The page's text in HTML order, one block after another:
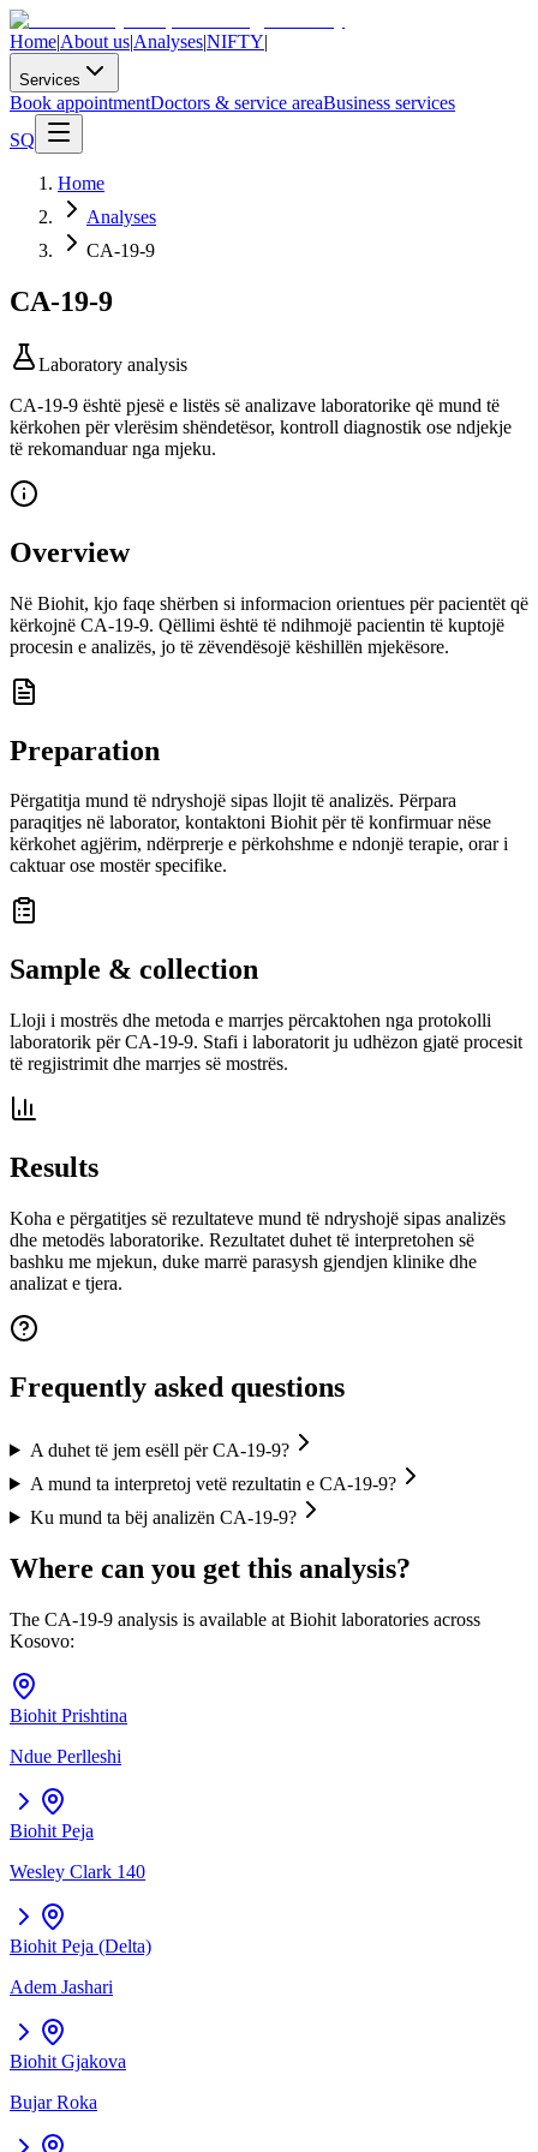
Home|About us|Analyses|NIFTY|
Services
Book appointmentDoctors & service areaBusiness services
SQ
Home
Analyses
CA-19-9
CA-19-9
Laboratory analysis
CA-19-9 është pjesë e listës së analizave laboratorike që mund të
kërkohen për vlerësim shëndetësor, kontroll diagnostik ose ndjekje
të rekomanduar nga mjeku.
Overview
Në Biohit, kjo faqe shërben si informacion orientues për pacientët që
kërkojnë CA-19-9. Qëllimi është të ndihmojë pacientin të kuptojë
procesin e analizës, jo të zëvendësojë këshillën mjekësore.
Preparation
Përgatitja mund të ndryshojë sipas llojit të analizës. Përpara
paraqitjes në laborator, kontaktoni Biohit për të konfirmuar nëse
kërkohet agjërim, ndërprerje e përkohshme e ndonjë terapie, orar i
caktuar ose mostër specifike.
Sample & collection
Lloji i mostrës dhe metoda e marrjes përcaktohen nga protokolli
laboratorik për CA-19-9. Stafi i laboratorit ju udhëzon gjatë procesit
të regjistrimit dhe marrjes së mostrës.
Results
Koha e përgatitjes së rezultateve mund të ndryshojë sipas analizës
dhe metodës laboratorike. Rezultatet duhet të interpretohen së
bashku me mjekun, duke marrë parasysh gjendjen klinike dhe
analizat e tjera.
Frequently asked questions
A duhet të jem esëll për CA-19-9?
A mund ta interpretoj vetë rezultatin e CA-19-9?
Ku mund ta bëj analizën CA-19-9?
Where can you get this analysis?
The CA-19-9 analysis is available at Biohit laboratories across
Kosovo:
Biohit Prishtina
Ndue Perlleshi
Biohit Peja
Wesley Clark 140
Biohit Peja (Delta)
Adem Jashari
Biohit Gjakova
Bujar Roka